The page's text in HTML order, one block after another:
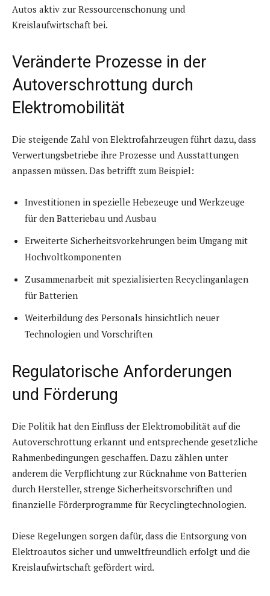
Autos aktiv zur Ressourcenschonung und
Kreislaufwirtschaft bei.
Veränderte Prozesse in der
Autoverschrottung durch
Elektromobilität
Die steigende Zahl von Elektrofahrzeugen führt dazu, dass
Verwertungsbetriebe ihre Prozesse und Ausstattungen
anpassen müssen. Das betrifft zum Beispiel:
Investitionen in spezielle Hebezeuge und Werkzeuge
für den Batteriebau und Ausbau
Erweiterte Sicherheitsvorkehrungen beim Umgang mit
Hochvoltkomponenten
Zusammenarbeit mit spezialisierten Recyclinganlagen
für Batterien
Weiterbildung des Personals hinsichtlich neuer
Technologien und Vorschriften
Regulatorische Anforderungen
und Förderung
Die Politik hat den Einfluss der Elektromobilität auf die
Autoverschrottung erkannt und entsprechende gesetzliche
Rahmenbedingungen geschaffen. Dazu zählen unter
anderem die Verpflichtung zur Rücknahme von Batterien
durch Hersteller, strenge Sicherheitsvorschriften und
finanzielle Förderprogramme für Recyclingtechnologien.
Diese Regelungen sorgen dafür, dass die Entsorgung von
Elektroautos sicher und umweltfreundlich erfolgt und die
Kreislaufwirtschaft gefördert wird.